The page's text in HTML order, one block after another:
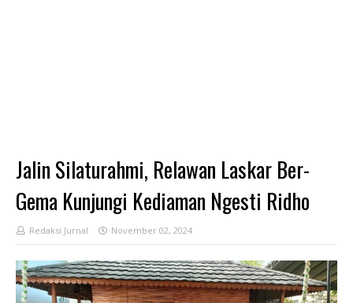
Jalin Silaturahmi, Relawan Laskar Ber-
Gema Kunjungi Kediaman Ngesti Ridho
Redaksi Jurnal November 02, 2024